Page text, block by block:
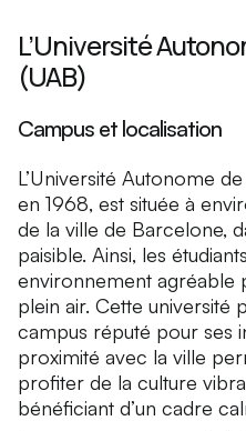
L’Université
(UAB)
Campus et localisation
L’Université Autonome
en 1968, est située à
de la ville de Barcelone,
paisible. Ainsi, les
environnement agréable
plein air. Cette université
campus réputé pour ses
proximité avec la ville
profiter de la culture
bénéficiant d’un cadre